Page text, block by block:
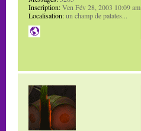
Inscription:Ven Fév 28, 2003 10:09 am
Localisation:un champ de patates...